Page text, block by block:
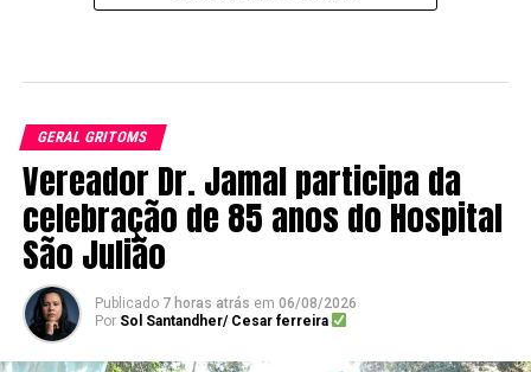
GERAL GRITOMS
Vereador Dr. Jamal participa da
celebração de 85 anos do Hospital
São Julião
Publicado 7 horas atrás em 06/08/2026
Por Sol Santandher/ Cesar ferreira